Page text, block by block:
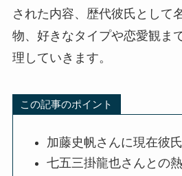
された内容、歴代彼氏として
物、好きなタイプや恋愛観ま
理していきます。
この記事のポイント
加藤史帆さんに現在彼
七五三掛龍也さんとの